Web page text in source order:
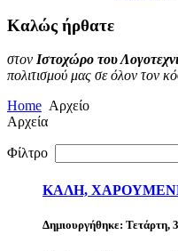
Καλώς ήρθατε
στον Ιστοχώρο του
πολιτισμού μας σε όλον τον
Home Αρχείο
Αρχεία
Φίλτρο
ΚΑΛΗ,
Δημιουργήθηκε: Τετάρτη,